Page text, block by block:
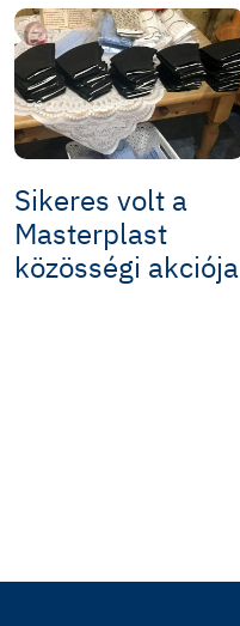
Sikeres volt a
Masterplast
közösségi akciója